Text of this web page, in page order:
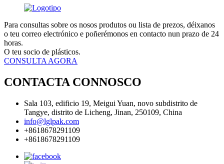
Para consultas sobre os nosos produtos ou lista de prezos, déixanos
o teu correo electrónico e poñerémonos en contacto nun prazo de 24
horas.
O teu socio de plásticos.
CONSULTA AGORA
CONTACTA CONNOSCO
Sala 103, edificio 19, Meigui Yuan, novo subdistrito de
Tangye, distrito de Licheng, Jinan, 250109, China
info@lglpak.com
+8618678291109
+8618678291109